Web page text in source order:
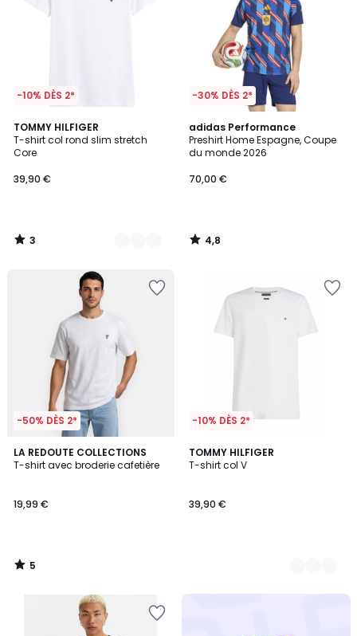
-10% DÈS 2*
TOMMY HILFIGER
T-shirt col rond slim stretch
Core
39,90 €
3
/
5
3
Couleurs
3
/
-30% DÈS 2*
adidas Performance
Preshirt Home Espagne, Coupe
du monde 2026
70,00 €
4,8
/ 5
4,8
/
-50% DÈS 2*
LA REDOUTE COLLECTIONS
T-shirt avec broderie cafetière
19,99 €
5
/
5
/
-10% DÈS 2*
TOMMY HILFIGER
T-shirt col V
39,90 €
3
Couleurs